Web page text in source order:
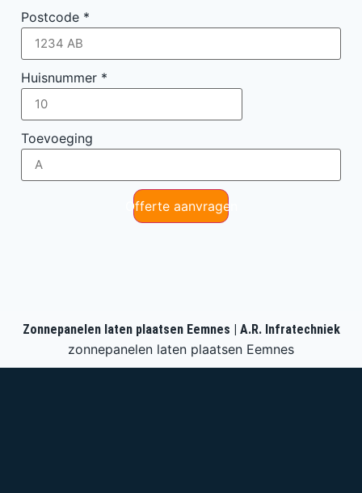
Postcode *
Huisnummer *
Toevoeging
Offerte aanvragen
Zonnepanelen laten plaatsen Eemnes | A.R. Infratechniek
zonnepanelen laten plaatsen Eemnes